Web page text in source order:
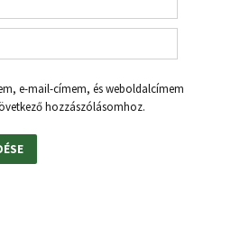
e-mail-címem, és weboldalcímem
hozzászólásomhoz.